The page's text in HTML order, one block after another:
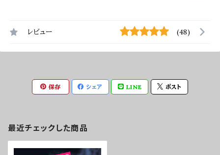
レビュー (48)
保存 シェア LINE ポスト
最近チェックした商品